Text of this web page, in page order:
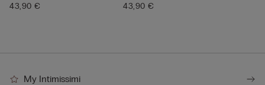
43,90 €
43,90 €
My Intimissimi